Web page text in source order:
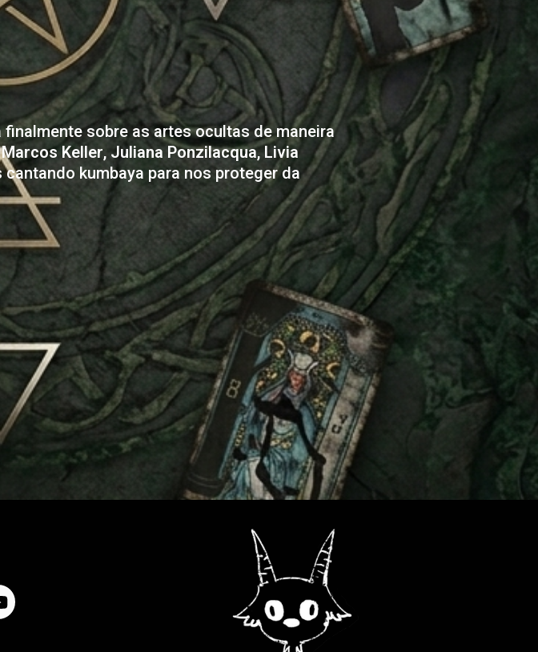
sobre as artes ocultas de maneira
Marcos Keller, Juliana Ponzilacqua,Livia
kumbaya para nos proteger da